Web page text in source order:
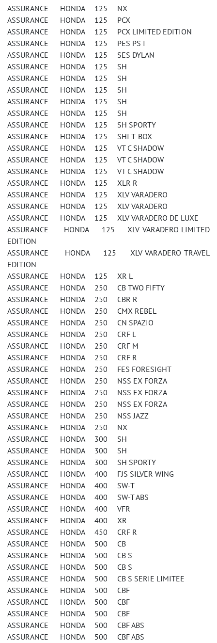
ASSURANCE HONDA 125 NX
ASSURANCE HONDA 125 PCX
ASSURANCE HONDA 125 PCX LIMITED EDITION
ASSURANCE HONDA 125 PES PS I
ASSURANCE HONDA 125 SES DYLAN
ASSURANCE HONDA 125 SH
ASSURANCE HONDA 125 SH
ASSURANCE HONDA 125 SH
ASSURANCE HONDA 125 SH
ASSURANCE HONDA 125 SH
ASSURANCE HONDA 125 SH SPORTY
ASSURANCE HONDA 125 SHI T-BOX
ASSURANCE HONDA 125 VT C SHADOW
ASSURANCE HONDA 125 VT C SHADOW
ASSURANCE HONDA 125 VT C SHADOW
ASSURANCE HONDA 125 XLR R
ASSURANCE HONDA 125 XLV VARADERO
ASSURANCE HONDA 125 XLV VARADERO
ASSURANCE HONDA 125 XLV VARADERO DE LUXE
ASSURANCE HONDA 125 XLV VARADERO LIMITED
EDITION
ASSURANCE HONDA 125 XLV VARADERO TRAVEL
EDITION
ASSURANCE HONDA 125 XR L
ASSURANCE HONDA 250 CB TWO FIFTY
ASSURANCE HONDA 250 CBR R
ASSURANCE HONDA 250 CMX REBEL
ASSURANCE HONDA 250 CN SPAZIO
ASSURANCE HONDA 250 CRF L
ASSURANCE HONDA 250 CRF M
ASSURANCE HONDA 250 CRF R
ASSURANCE HONDA 250 FES FORESIGHT
ASSURANCE HONDA 250 NSS EX FORZA
ASSURANCE HONDA 250 NSS EX FORZA
ASSURANCE HONDA 250 NSS EX FORZA
ASSURANCE HONDA 250 NSS JAZZ
ASSURANCE HONDA 250 NX
ASSURANCE HONDA 300 SH
ASSURANCE HONDA 300 SH
ASSURANCE HONDA 300 SH SPORTY
ASSURANCE HONDA 400 FJS SILVER WING
ASSURANCE HONDA 400 SW-T
ASSURANCE HONDA 400 SW-T ABS
ASSURANCE HONDA 400 VFR
ASSURANCE HONDA 400 XR
ASSURANCE HONDA 450 CRF R
ASSURANCE HONDA 500 CB
ASSURANCE HONDA 500 CB S
ASSURANCE HONDA 500 CB S
ASSURANCE HONDA 500 CB S SERIE LIMITEE
ASSURANCE HONDA 500 CBF
ASSURANCE HONDA 500 CBF
ASSURANCE HONDA 500 CBF
ASSURANCE HONDA 500 CBF ABS
ASSURANCE HONDA 500 CBF ABS